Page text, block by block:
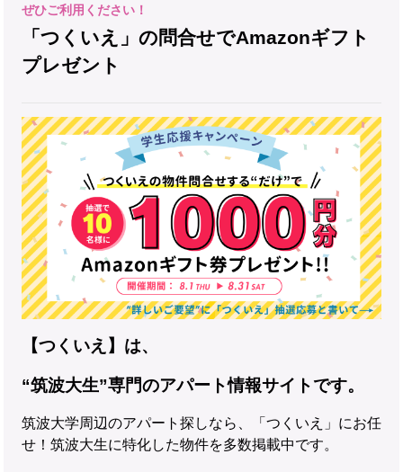
「つくいえ」の問合せでAmazonギフト
プレゼント
【つくいえ】は、
“筑波大生”専門のアパート情報サイトです。
筑波大学周辺のアパート探しなら、「つくいえ」にお任
せ！筑波大生に特化した物件を多数掲載中です。